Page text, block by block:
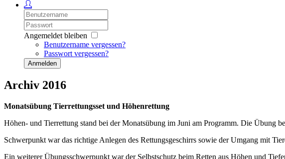
Angemeldet bleiben
Benutzername vergessen?
Passwort vergessen?
Anmelden
Archiv 2016
Monatsübung Tierrettungsset und Höhenrettung
Höhen- und Tierrettung stand bei der Monatsübung im Juni am Programm. Die Übung
Schwerpunkt war das richtige Anlegen des Rettungsgeschirrs sowie der Umgang mit
Ein weiterer Übungsschwerpunkt war der Selbstschutz beim Retten aus Höhen und